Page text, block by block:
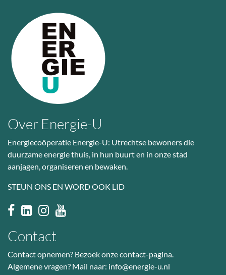
Over Energie-U
Energiecoöperatie Energie-U: Utrechtse bewoners die
duurzame energie thuis, in hun buurt en in onze stad
aanjagen, organiseren en bewaken.
STEUN ONS EN WORD OOK LID
Contact
Contact opnemen? Bezoekonze contact-pagina.
Algemene vragen? Mail naar: info@energie-u.nl